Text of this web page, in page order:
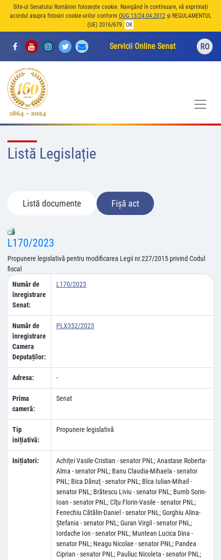
Site-ul Senatului României folosește cookie. Navigând în continuare, vă exprimați
acordul asupra folosiri cookie-urilor conform OUG 13/24.04.2012și REGULAMENTUL
(UE) 2016/679. OK
Servicii Online Senat RO
Listă Legislație
Listă documente Fișă act
L170/2023
Propunere legislativă pentru modificarea Legii nr.227/2015 privind Codul
fiscal
Număr de
înregistrare
Senat:
L170/2023
Număr de
înregistrare
Camera
Deputaților:
PLX352/2023
Adresa: -
Prima
cameră:
Senat
Tip
inițiativă:
Propunere legislativă
Inițiatori:
Achiţei Vasile-Cristian - senator PNL; Anastase Roberta-
Alma - senator PNL; Banu Claudia-Mihaela - senator
PNL; Bica Dănuţ - senator PNL; Bîca Iulian-Mihail -
senator PNL; Brătescu Liviu - senator PNL; Bumb Sorin-
Ioan - senator PNL; Cîţu Florin-Vasile - senator PNL;
Fenechiu Cătălin-Daniel - senator PNL; Gorghiu Alina-
Ştefania - senator PNL; Guran Virgil - senator PNL;
Iordache Ion - senator PNL; Muntean Lucica Dina -
senator PNL; Neagu Nicolae - senator PNL; Pandea
Ciprian - senator PNL; Pauliuc Nicoleta - senator PNL;